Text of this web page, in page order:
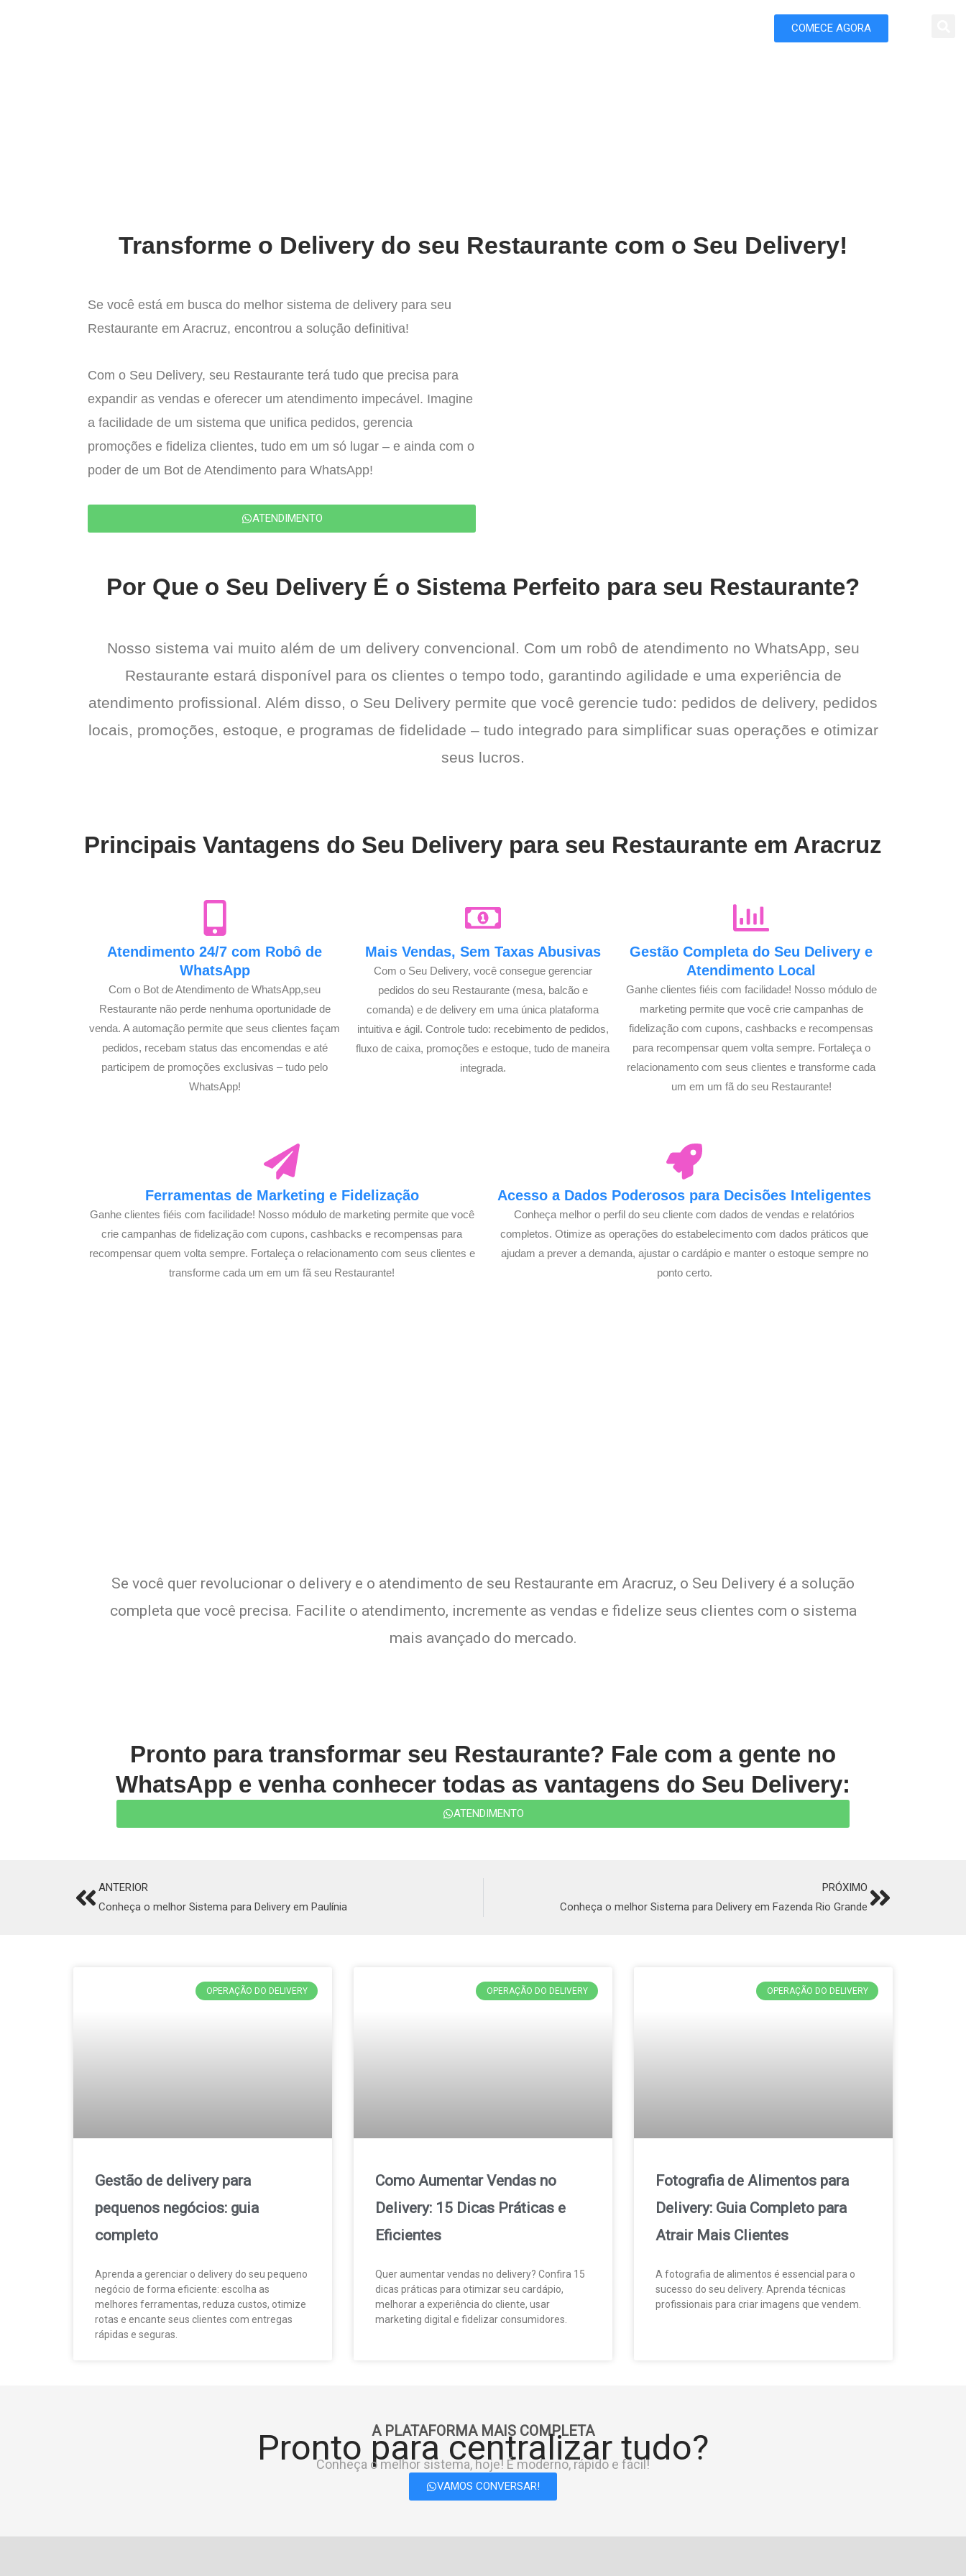
COMECE AGORA
Transforme o Delivery do seu Restaurante com o Seu Delivery!
Se você está em busca do melhor sistema de delivery para seu
Restaurante em Aracruz, encontrou a solução definitiva!
Com o Seu Delivery, seu Restaurante terá tudo que precisa para
expandir as vendas e oferecer um atendimento impecável. Imagine
a facilidade de um sistema que unifica pedidos, gerencia
promoções e fideliza clientes, tudo em um só lugar – e ainda com o
poder de um Bot de Atendimento para WhatsApp!
ATENDIMENTO
Por Que o Seu Delivery É o Sistema Perfeito para seu Restaurante?
Nosso sistema vai muito além de um delivery convencional. Com um robô de atendimento no WhatsApp, seu
Restaurante estará disponível para os clientes o tempo todo, garantindo agilidade e uma experiência de
atendimento profissional. Além disso, o Seu Delivery permite que você gerencie tudo: pedidos de delivery, pedidos
locais, promoções, estoque, e programas de fidelidade – tudo integrado para simplificar suas operações e otimizar
seus lucros.
Principais Vantagens do Seu Delivery para seu Restaurante em Aracruz
Atendimento 24/7 com Robô de
WhatsApp
Com o Bot de Atendimento de WhatsApp,seu
Restaurante não perde nenhuma oportunidade de
venda. A automação permite que seus clientes façam
pedidos, recebam status das encomendas e até
participem de promoções exclusivas – tudo pelo
WhatsApp!
Mais Vendas, Sem Taxas Abusivas
Com o Seu Delivery, você consegue gerenciar
pedidos do seu Restaurante (mesa, balcão e
comanda) e de delivery em uma única plataforma
intuitiva e ágil. Controle tudo: recebimento de pedidos,
fluxo de caixa, promoções e estoque, tudo de maneira
integrada.
Gestão Completa do Seu Delivery e
Atendimento Local
Ganhe clientes fiéis com facilidade! Nosso módulo de
marketing permite que você crie campanhas de
fidelização com cupons, cashbacks e recompensas
para recompensar quem volta sempre. Fortaleça o
relacionamento com seus clientes e transforme cada
um em um fã do seu Restaurante!
Ferramentas de Marketing e Fidelização
Ganhe clientes fiéis com facilidade! Nosso módulo de marketing permite que você
crie campanhas de fidelização com cupons, cashbacks e recompensas para
recompensar quem volta sempre. Fortaleça o relacionamento com seus clientes e
transforme cada um em um fã seu Restaurante!
Acesso a Dados Poderosos para Decisões Inteligentes
Conheça melhor o perfil do seu cliente com dados de vendas e relatórios
completos. Otimize as operações do estabelecimento com dados práticos que
ajudam a prever a demanda, ajustar o cardápio e manter o estoque sempre no
ponto certo.
Se você quer revolucionar o delivery e o atendimento de seu Restaurante em Aracruz, o Seu Delivery é a solução
completa que você precisa. Facilite o atendimento, incremente as vendas e fidelize seus clientes com o sistema
mais avançado do mercado.
Pronto para transformar seu Restaurante? Fale com a gente no
WhatsApp e venha conhecer todas as vantagens do Seu Delivery:
ATENDIMENTO
PrevANTERIOR
Conheça o melhor Sistema para Delivery em Paulínia
PRÓXIMO
Conheça o melhor Sistema para Delivery em Fazenda Rio Grande Next
OPERAÇÃO DO DELIVERY
Gestão de delivery para
pequenos negócios: guia
completo
Aprenda a gerenciar o delivery do seu pequeno
negócio de forma eficiente: escolha as
melhores ferramentas, reduza custos, otimize
rotas e encante seus clientes com entregas
rápidas e seguras.
OPERAÇÃO DO DELIVERY
Como Aumentar Vendas no
Delivery: 15 Dicas Práticas e
Eficientes
Quer aumentar vendas no delivery? Confira 15
dicas práticas para otimizar seu cardápio,
melhorar a experiência do cliente, usar
marketing digital e fidelizar consumidores.
OPERAÇÃO DO DELIVERY
Fotografia de Alimentos para
Delivery: Guia Completo para
Atrair Mais Clientes
A fotografia de alimentos é essencial para o
sucesso do seu delivery. Aprenda técnicas
profissionais para criar imagens que vendem.
A PLATAFORMA MAIS COMPLETA
Pronto para centralizar tudo?
Conheça o melhor sistema, hoje! É moderno, rápido e fácil!
VAMOS CONVERSAR!